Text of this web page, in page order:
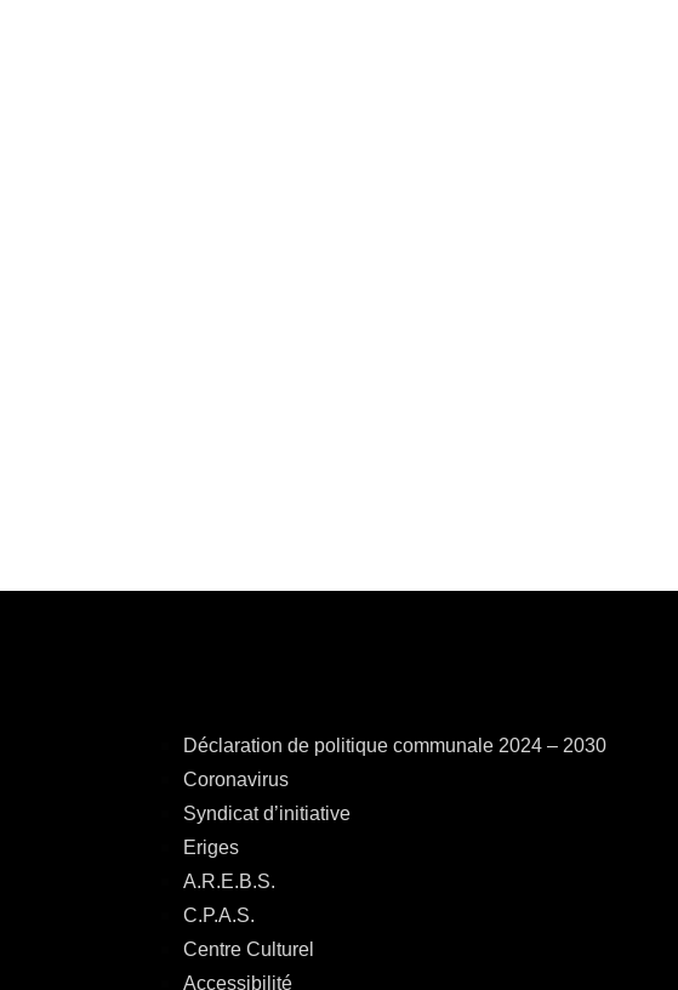
Déclaration de politique communale 2024 – 2030
Coronavirus
Syndicat d’initiative
Eriges
A.R.E.B.S.
C.P.A.S.
Centre Culturel
Accessibilité